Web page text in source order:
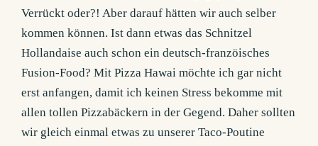
Verrückt oder?! Aber darauf hätten wir auch selber
kommen können. Ist dann etwas das Schnitzel
Hollandaise auch schon ein deutsch-franzöisches
Fusion-Food? Mit Pizza Hawai möchte ich gar nicht
erst anfangen, damit ich keinen Stress bekomme mit
allen tollen Pizzabäckern in der Gegend. Daher sollten
wir gleich einmal etwas zu unserer Taco-Poutine